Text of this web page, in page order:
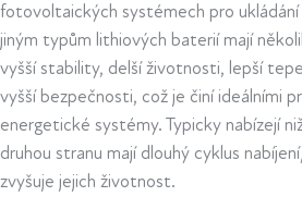
fotovoltaických systémech pro
jiným typům lithiových baterií mají
vyšší stability, delší životnosti, lepší
vyšší bezpečnosti, což je činí ideálními
energetické systémy. Typicky nabízejí
druhou stranu mají dlouhý cyklus
zvyšuje jejich životnost​.